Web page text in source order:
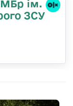
ім.
ЗСУ